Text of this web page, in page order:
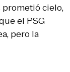
prometió cielo,
el PSG
pero la